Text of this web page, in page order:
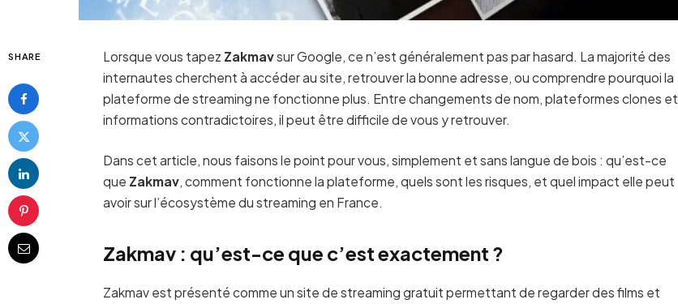
SHARE Lorsque vous tapez Zakmavsur Google, ce n’est généralement pas par hasard. La majorité des
internautes cherchent à accéder au site, retrouver la bonne adresse, ou comprendre pourquoi la
plateforme de streaming ne fonctionne plus. Entre changements de nom, plateformes clones et
informations contradictoires, il peut être difficile de vous y retrouver.
Dans cet article, nous faisons le point pour vous, simplement et sans langue de bois : qu’est-ce
que Zakmav, comment fonctionne la plateforme, quels sont les risques, et quel impact elle peut
avoir sur l’écosystème du streaming en France.
Zakmav : qu’est-ce que c’est exactement ?
Zakmav est présenté comme un site de streaming gratuit permettant de regarder des films et